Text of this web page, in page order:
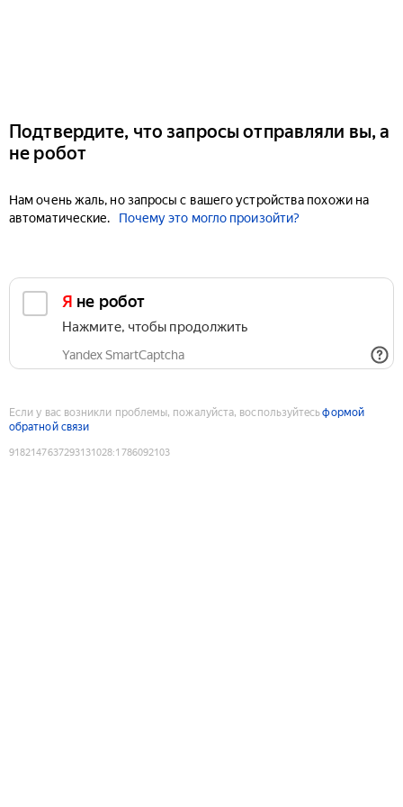
Подтвердите, что запросы отправляли вы, а
не робот
Нам очень жаль, но запросы с вашего устройства похожи на
автоматические.
Почему это могло произойти?
Я не робот
Нажмите, чтобы продолжить
Yandex SmartCaptcha
Если у вас возникли проблемы, пожалуйста, воспользуйтесьформой
обратной связи
9182147637293131028:1786092103